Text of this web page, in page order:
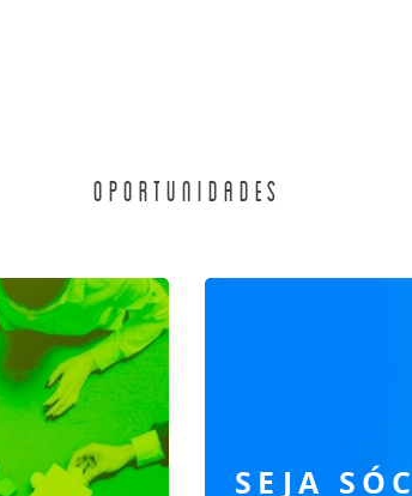
OPORTUNIDADES
SEJA